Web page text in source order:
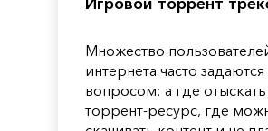
Множество
интернета часто задаются
вопросом: а где
торрент-ресурс, где